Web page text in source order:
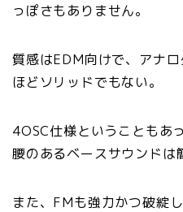
っぽさもありません。
質感はEDM向けで、アナ
ほどソリッドでもない。
4OSC仕様ということもあ
腰のあるベースサウンドは
また、FMも強力かつ破綻